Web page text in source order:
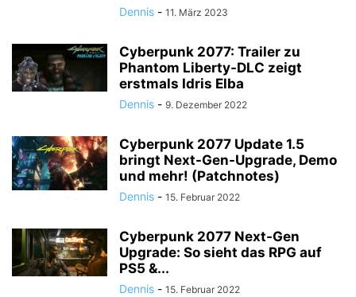
Dennis - 11. März 2023
Cyberpunk 2077: Trailer zu
Phantom Liberty-DLC zeigt
erstmals Idris Elba
Dennis - 9. Dezember 2022
Cyberpunk 2077 Update 1.5
bringt Next-Gen-Upgrade, Demo
und mehr! (Patchnotes)
Dennis - 15. Februar 2022
Cyberpunk 2077 Next-Gen
Upgrade: So sieht das RPG auf
PS5 &...
Dennis - 15. Februar 2022